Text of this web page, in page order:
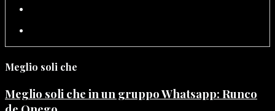
Meglio soli che
Meglio soli che in un gruppo Whatsapp: Runco